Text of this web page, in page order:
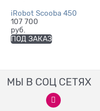
iRobot Scooba 450
107 700
руб.
ПОД ЗАКАЗ
МЫ В СОЦ СЕТЯХ